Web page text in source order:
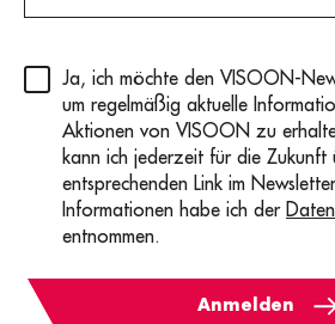
Privacy(erforderlich)
Ja, ich möchte den VISOON-
um regelmäßig aktuelle
Aktionen von VISOON zu
kann ich jederzeit für die Zukunft
entsprechenden Link im
Informationen habe ich der
entnommen.
Anmelden